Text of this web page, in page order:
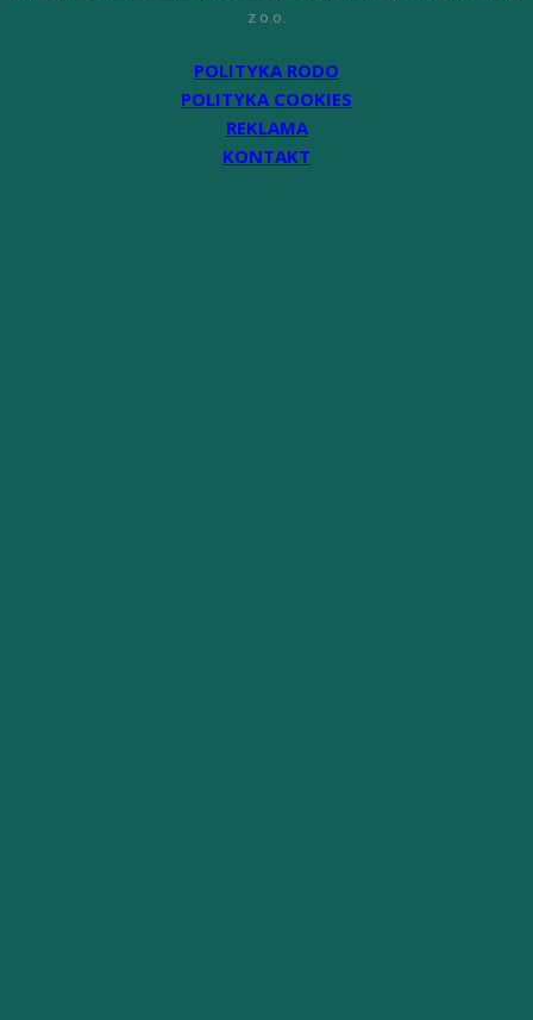
z o.o.
POLITYKA RODO
POLITYKA COOKIES
REKLAMA
KONTAKT